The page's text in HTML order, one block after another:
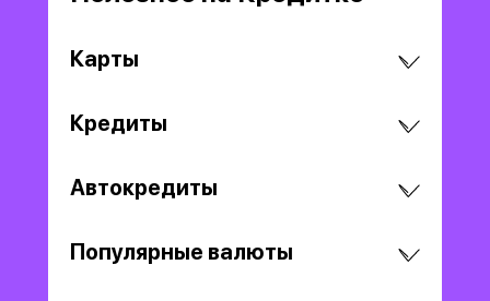
Карты
Кредиты
Автокредиты
Популярные валюты